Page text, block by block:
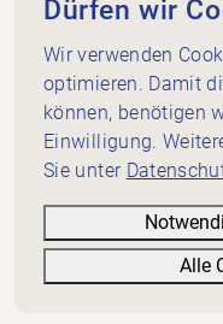
3013 Bern
+41 58 255 36 00
info@physioswiss.ch
Social
Wichtiges
Wissen
Dienstleistungen
Über Physioswiss
Dürfen wir
Wir verwenden
optimieren. Damit
können, benötigen
Einwilligung.
Sie unter
Alle